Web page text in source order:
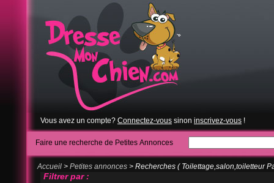
Vous avez un compte? Connectez-vous sinon inscrivez-vous !
Faire une recherche de Petites Annonces
Accueil > Petites annonces > Recherches ( Toilettage,salon,toiletteur
Filtrer par :